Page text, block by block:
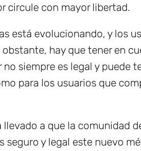
circule con mayor libertad.
está evolucionando, y los
hay que tener en
siempre es legal y puede
para los usuarios que
a que la comunidad
seguro y legal este nuevo